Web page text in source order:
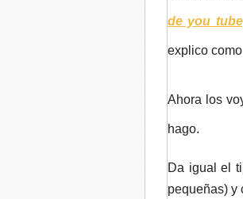
de you tube
explico
Ahora los
hago.
Da igual el
pequeñas) y